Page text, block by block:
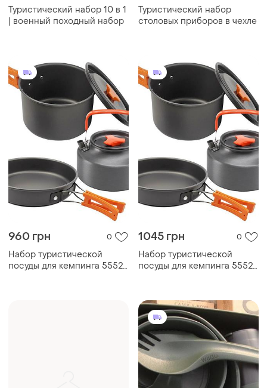
Туристический набор 10 в 1
| военный походный набор
Туристический набор
столовых приборов в чехле
960 грн 0
Набор туристической
посуды для кемпинга 5552
1045 грн 0
Набор туристической
посуды для кемпинга 5552